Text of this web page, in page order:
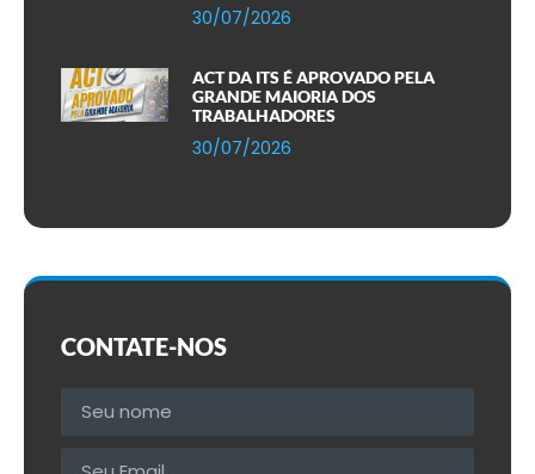
30/07/2026
ACT DA ITS É APROVADO PELA
GRANDE MAIORIA DOS
TRABALHADORES
30/07/2026
CONTATE-NOS